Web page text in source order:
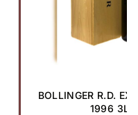
BOLLINGER R.D.
1996 3L